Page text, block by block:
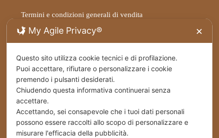
Termini e condizioni generali di vendita
Spedizioni
Cookies
Stabilimento – Milbrut Dolce Passione di Famiglia
c/da Cappuccini – Messer Rinaldo SS 576 Naro
(Ag) Italy
My Agile Privacy® ✕
Questo sito utilizza cookie tecnici e di profilazione.
Puoi accettare, rifiutare o personalizzare i cookie
premendo i pulsanti desiderati.
Chiudendo questa informativa continuerai senza
accettare.
Accettando, sei consapevole che i tuoi dati personali
possono essere raccolti allo scopo di personalizzare e
misurare l'efficacia della pubblicità.